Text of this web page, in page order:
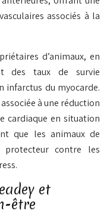
associés à la
d’animaux, en
des taux de survie
infarctus du myocarde.
à une réduction
cardiaque en situation
que les animaux de
contre les
et
être